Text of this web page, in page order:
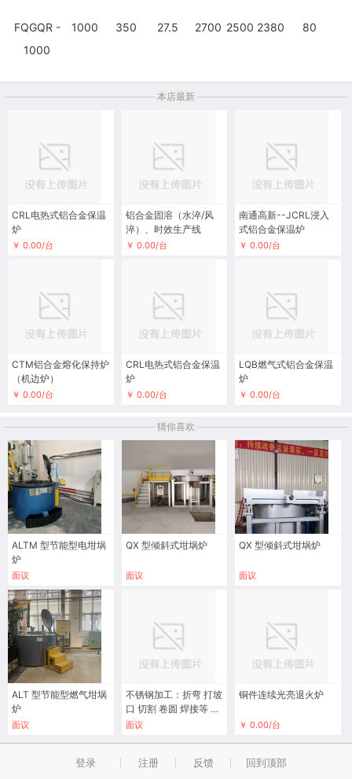
FQGQR -
1000
1000 350 27.5 2700 2500 2380 80
本店最新
CRL电热式铝合金保温
炉
￥ 0.00/台
铝合金固溶（水淬/风
淬）、时效生产线
￥ 0.00/台
南通高新--JCRL浸入
式铝合金保温炉
￥ 0.00/台
CTM铝合金熔化保持炉
（机边炉）
￥ 0.00/台
CRL电热式铝合金保温
炉
￥ 0.00/台
LQB燃气式铝合金保温
炉
￥ 0.00/台
猜你喜欢
ALTM 型节能型电坩埚
炉
面议
QX 型倾斜式坩埚炉
面议
QX 型倾斜式坩埚炉
面议
ALT 型节能型燃气坩埚
炉
面议
不锈钢加工：折弯 打坡
口 切割 卷圆 焊接等 也
可定制炉胆
面议
铜件连续光亮退火炉
￥ 0.00/台
登录 注册 反馈 回到顶部